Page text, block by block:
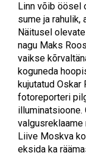
Linn võib öösel
sume ja rahulik,
Näitusel
nagu Maks
vaikse
koguneda
kujutatud Oskar
fotoreporteri
illuminatsioone.
valgusreklaame
Liive Moskva
eksida ka